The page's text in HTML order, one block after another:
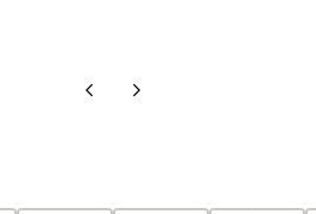
Diapositiva
Siguiente